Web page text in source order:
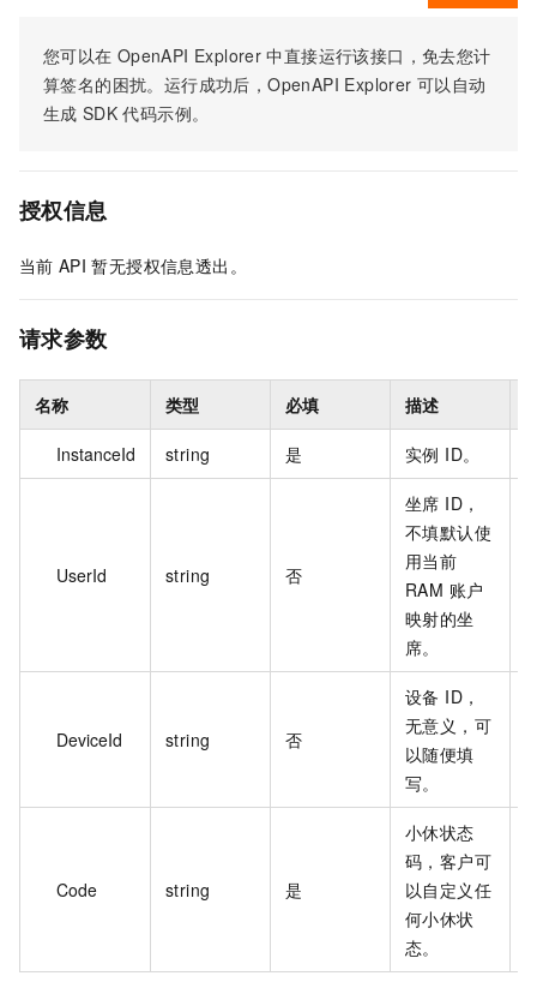
您可以在 OpenAPI Explorer 中直接运行该接口，免去您计
算签名的困扰。运行成功后，OpenAPI Explorer 可以自动
生成 SDK 代码示例。
授权信息
当前 API 暂无授权信息透出。
请求参数
名称 类型 必填 描述
InstanceId string 是 实例 ID。
UserId string 否
坐席 ID，
不填默认使
用当前
RAM 账户
映射的坐
席。
DeviceId string 否
设备 ID，
无意义，可
以随便填
写。
Code string 是
小休状态
码，客户可
以自定义任
何小休状
态。